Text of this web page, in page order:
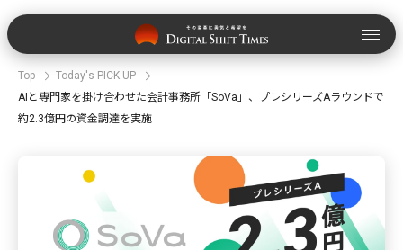
Top
Today's PICK UP
AIと専門家を掛け合わせた会計事務所「SoVa」、プレシリーズAラウンドで
約2.3億円の資金調達を実施